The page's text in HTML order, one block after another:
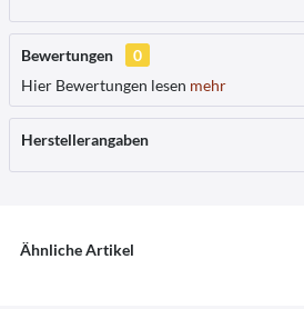
Bewertungen
0
Hier Bewertungen lesen mehr
Herstellerangaben
Ähnliche Artikel